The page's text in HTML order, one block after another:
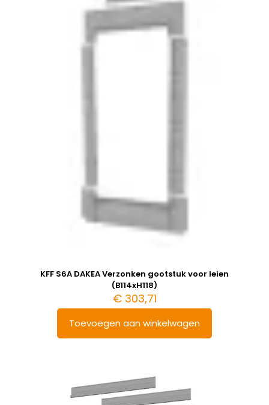
KFF S6A DAKEA Verzonken gootstuk voor leien
(B114xH118)
€303,71
Toevoegen aan winkelwagen